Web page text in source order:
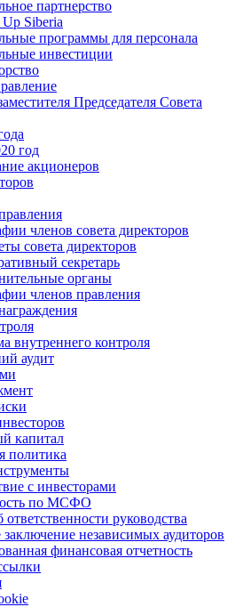
партнерство
Siberia
программы для персонала
инвестиции
Председателя Совета
год
акционеров
членов совета директоров
совета директоров
секретарь
органы
членов правления
внутреннего контроля
аудит
капитал
политика
с инвеcторами
по МСФО
ответственности руководства
заключение независимых аудиторов
финансовая отчетность